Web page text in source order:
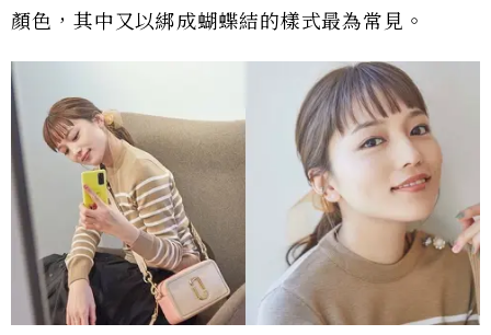
顏色，其中又以綁成蝴蝶結的樣式最為常見。